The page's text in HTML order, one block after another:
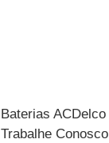
Baterias ACDelco
Trabalhe Conosco